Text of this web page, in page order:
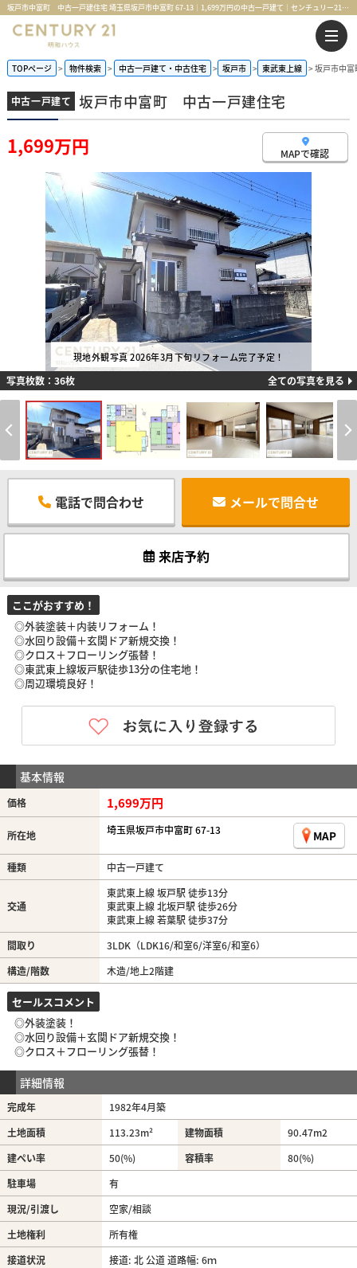
坂戸市中富町 中古一戸建住宅 埼玉県坂戸市中富町 67-13｜1,699万円の中古一戸建て｜センチュリー21明和ハウス
TOPページ 物件検索 中古一戸建て・中古住宅 坂戸市 東武東上線 坂戸市中
中古一戸建て 坂戸市中富町 中古一戸建住宅
1,699万円 MAPで確認
現地外観写真 2026年3月下旬リフォーム完了予定！
写真枚数：36枚 全ての写真を見る
電話で問合わせ メールで問合せ
来店予約
ここがおすすめ！
◎外装塗装＋内装リフォーム！
◎水回り設備＋玄関ドア新規交換！
◎クロス＋フローリング張替！
◎東武東上線坂戸駅徒歩13分の住宅地！
◎周辺環境良好！
基本情報
価格 1,699万円
所在地 埼玉県坂戸市中富町 67-13 MAP
種類 中古一戸建て
交通
東武東上線 坂戸駅 徒歩13分
東武東上線 北坂戸駅 徒歩26分
東武東上線 若葉駅 徒歩37分
間取り
3LDK（LDK16/和室6/洋室6/和室6）
構造/階数
木造/地上2階建
セールスコメント
◎外装塗装！
◎水回り設備＋玄関ドア新規交換！
◎クロス＋フローリング張替！
詳細情報
完成年
1982年4月築
土地面積
113.23m² 建物面積 90.47m2
建ぺい率
50(%) 容積率
80(%)
駐車場
有
現況/引渡し
空家/相談
土地権利
所有権
接道状況
接道: 北 公道 道路幅: 6ｍ